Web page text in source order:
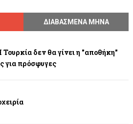
ΔΙΑΒΑΣΜΕΝΑ ΜΗΝΑ
δεν θα γίνει η "αποθήκη"
για πρόσφυγες